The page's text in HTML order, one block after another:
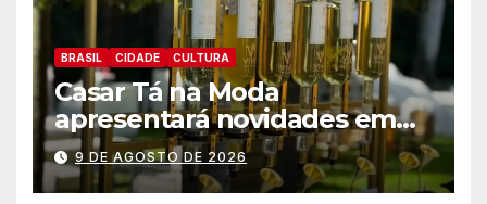
BRASIL CIDADE CULTURA
Casar Tá na Moda
apresentará novidades em
entretenimento para
casamentos e festas de
9 DE AGOSTO DE 2026